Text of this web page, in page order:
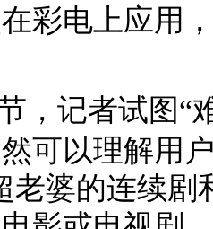
彩电上应用
，记者试图“
可以理解用
老婆的连续